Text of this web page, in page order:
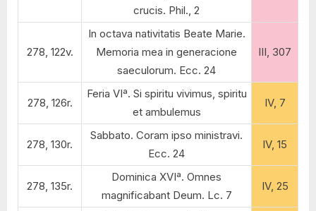
crucis. Phil., 2
278, 122v.
In octava nativitatis Beate Marie.
Memoria mea in generacione
saeculorum. Ecc. 24
III, 307
278, 126r.
Feria VIª. Si spiritu vivimus, spiritu
et ambulemus
IV, 7
278, 130r.
Sabbato. Coram ipso ministravi.
Ecc. 24
IV, 15
278, 135r.
Dominica XVIª. Omnes
magnificabant Deum. Lc. 7
IV, 25